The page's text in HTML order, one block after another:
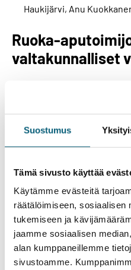
Suostumus
Tämä sivusto käyttää
Käytämme evästeitä
räätälöimiseen, sosiaalisen
tukemiseen ja
jaamme sosiaalisen
alan kumppaneillemme
sivustoamme.
Haukijärvi, Anu
Ruoka-
valtakunnalliset
aputoimijoille ja ruoka-
valtakunnallisia
mukana ajankohtaisia
avusta ja sen ympäriltä.
Verkkotapaamisia
ensimmäisenä torstaina klo
tarkemmat
viikkoa ennen tapaamista.